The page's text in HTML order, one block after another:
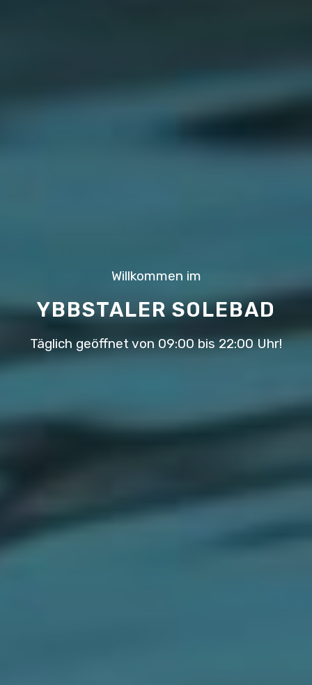
Willkommen im
YBBSTALER SOLEBAD
Täglich geöffnet von 09:00 bis 22:00 Uhr!